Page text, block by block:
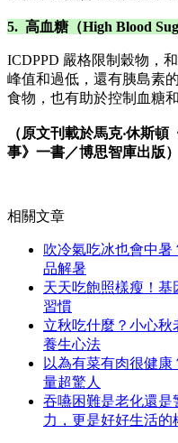
5. 高血糖（High Blood
ICDPPD 嚴格限制穀物，
峰值和過低，還有胰島素
食物，也有助於控制血糖和
（原文刊載於馬克‧休斯
事》一書／博思智庫出版）
相關文章
吹冷氣吃冰也會中
品解暑
天天吃飽照樣瘦！
習慣
立秋吃什麼？小心秋
養生心法
以為有菜有肉很健
量超驚人
吞嚥困難是老化還是
力，更是好好生活的